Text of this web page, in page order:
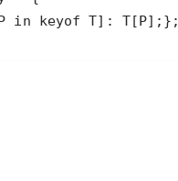
in keyof T]: T[P];};